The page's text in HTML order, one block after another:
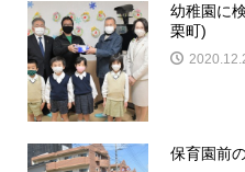
幼稚園に
栗町)
保育園前